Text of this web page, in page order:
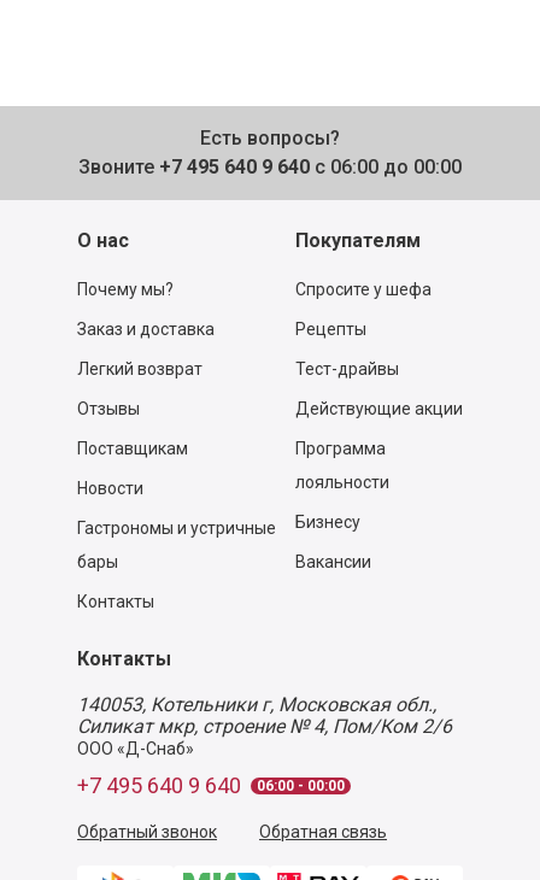
Есть вопросы?
Звоните +7 495 640 9 640 с 06:00 до 00:00
О нас
Почему мы?
Заказ и доставка
Легкий возврат
Отзывы
Поставщикам
Новости
Гастрономы и устричные
бары
Контакты
Покупателям
Спросите у шефа
Рецепты
Тест-драйвы
Действующие акции
Программа
лояльности
Бизнесу
Вакансии
Контакты
140053, Котельники г, Московская обл.,
Силикат мкр, строение № 4, Пом/Ком 2/6
ООО «Д-Снаб»
+7 495 640 9 640 06:00 - 00:00
Обратный звонок Обратная связь